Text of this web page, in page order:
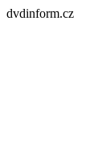
dvdinform.cz